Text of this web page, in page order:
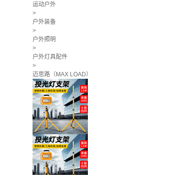
运动户外
>
户外装备
>
户外照明
>
户外灯具配件
>
迈思路（MAX LOAD）